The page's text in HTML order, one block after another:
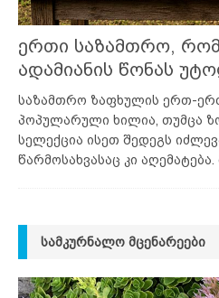
ერთი საზამთრო,
ადამიანის წონას
საზამთრო ზაფხულის ერთ-
პოპულარული ხილია, თუმცა
სელექცია ისეთ შედეგს
წარმოსახვასაც კი
ᲡᲐᲛᲙᲣᲠᲜᲐᲚᲝ ᲛᲪᲔᲜᲐᲠᲔᲔᲑᲘ